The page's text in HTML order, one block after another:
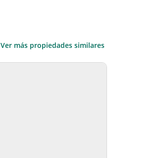
Ver más propiedades similares